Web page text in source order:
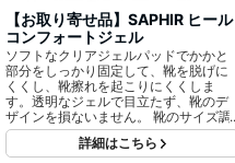
【お取り寄せ品】SAPHIR ヒール
コンフォートジェル
ソフトなクリアジェルパッドでかかと
部分をしっかり固定して、靴を脱げに
くくし、靴擦れを起こりにくくしま
す。透明なジェルで目立たず、靴のデ
ザインを損ないません。 靴のサイズ調
整にも最適です。
詳細はこちら